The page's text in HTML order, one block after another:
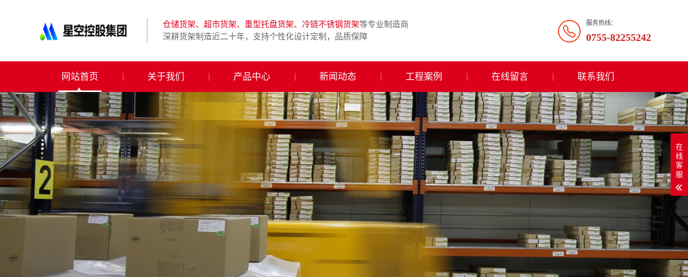
有
仓
储
货
架|
超
货
架|
重
型
货
架
制
造
服务热线：
0755-82255242
仓储货架、超市货架、重型托盘货架、冷链不锈钢货架等专业制造商
深耕货架制造近二十年，支持个性化设计定制，品质保障
网站首页 关于我们 产品中心 新闻动态 工程案例 在线留言 联系我们
在
线
客
服